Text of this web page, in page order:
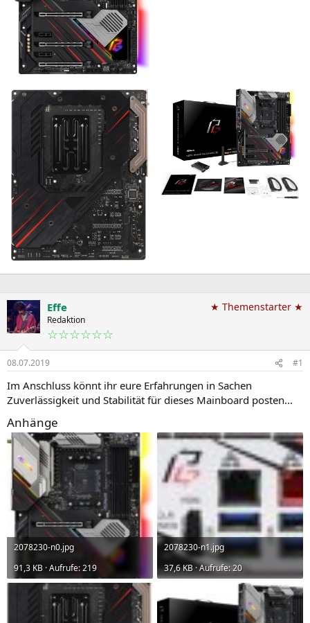
Effe
Redaktion
☆☆☆☆☆☆
★ Themenstarter ★
08.07.2019 #1
Im Anschluss könnt ihr eure Erfahrungen in Sachen
Zuverlässigkeit und Stabilität für dieses Mainboard posten...
Anhänge
2078230-n0.jpg
91,3 KB · Aufrufe: 219
2078230-n1.jpg
37,6 KB · Aufrufe: 20